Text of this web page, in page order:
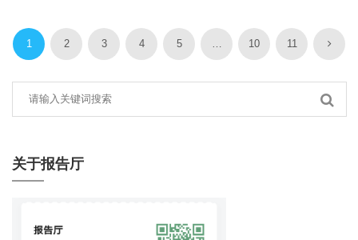
1 2 3 4 5 10 11
关于报告厅